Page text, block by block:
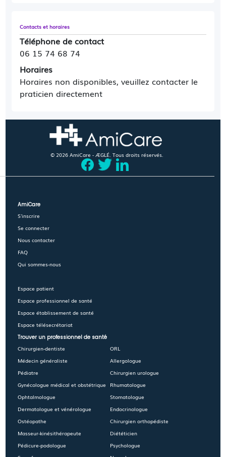
Contacts et horaires
Téléphone de contact
06 15 74 68 74
Horaires
Horaires non disponibles, veuillez contacter le
praticien directement
© 2026 AmiCare - ÆGLÉ. Tous droits réservés.
AmiCare
S'inscrire
Se connecter
Nous contacter
FAQ
Qui sommes-nous
Espace patient
Espace professionnel de santé
Espace établissement de santé
Espace télésecrétariat
Trouver un professionnel de santé
Chirurgien-dentiste
Médecin généraliste
Pédiatre
Gynécologue médical et obstétrique
Ophtalmologue
Dermatologue et vénérologue
Ostéopathe
Masseur-kinésithérapeute
Pédicure-podologue
ORL
Allergologue
Chirurgien urologue
Rhumatologue
Stomatologue
Endocrinologue
Chirurgien orthopédiste
Diététicien
Psychologue